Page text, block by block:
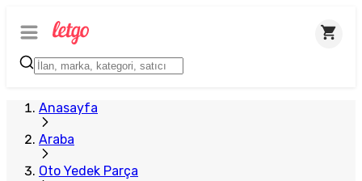
Anasayfa
Araba
Oto Yedek Parça
Plus Satıcı